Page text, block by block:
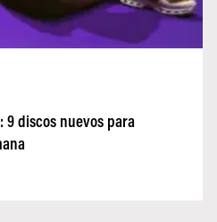
9 discos nuevos para